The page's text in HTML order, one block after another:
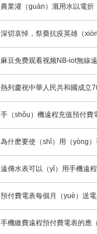
農業灌（guàn）溉用水以電
深切哀悼，祭奠抗疫英雄（
麻豆免费观看视频NB-iot無線
熱列慶祝中華人民共和國成立
手（shǒu）機遠程充值預付費
為什麽要使（shǐ）用（yòng
遠傳水表可以（yǐ）用手機遠
預付費電表每個月（yuè）送
手機繳費遠程預付費電表的應